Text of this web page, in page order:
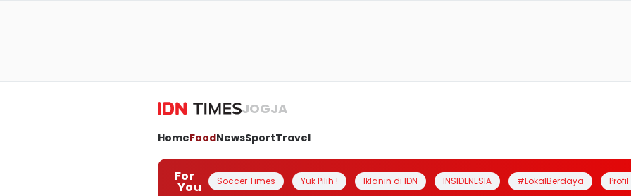
JOGJA
HomeFoodNewsSportTravel
For
You Soccer Times Yuk Pilih ! Iklanin di IDN INSIDENESIA #LokalBerdaya